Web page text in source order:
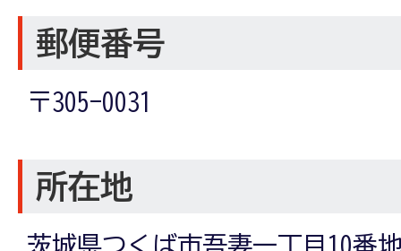
郵便番号
〒305-0031
所在地
茨城県つくば市吾妻一丁目10番